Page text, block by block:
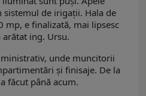
sistemul de irigaţii. Hala de
mp, e finalizată, mai lipsesc
arătat ing. Ursu.
unde muncitorii
şi finisaje. De la
făcut până acum.